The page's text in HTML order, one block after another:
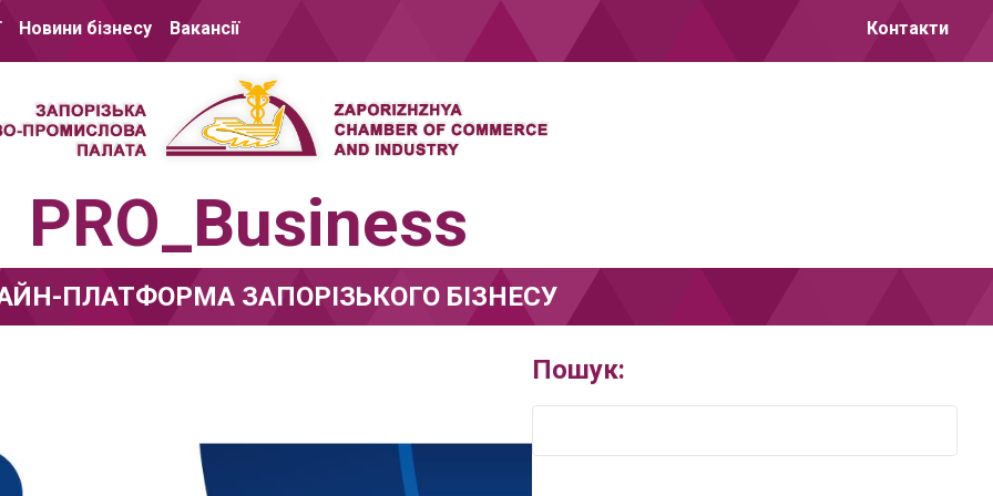
Новини бізнесу Вакансії Контакти
PRO_Business
ПЛАТФОРМА ЗАПОРІЗЬКОГО БІЗНЕСУ
Пошук: